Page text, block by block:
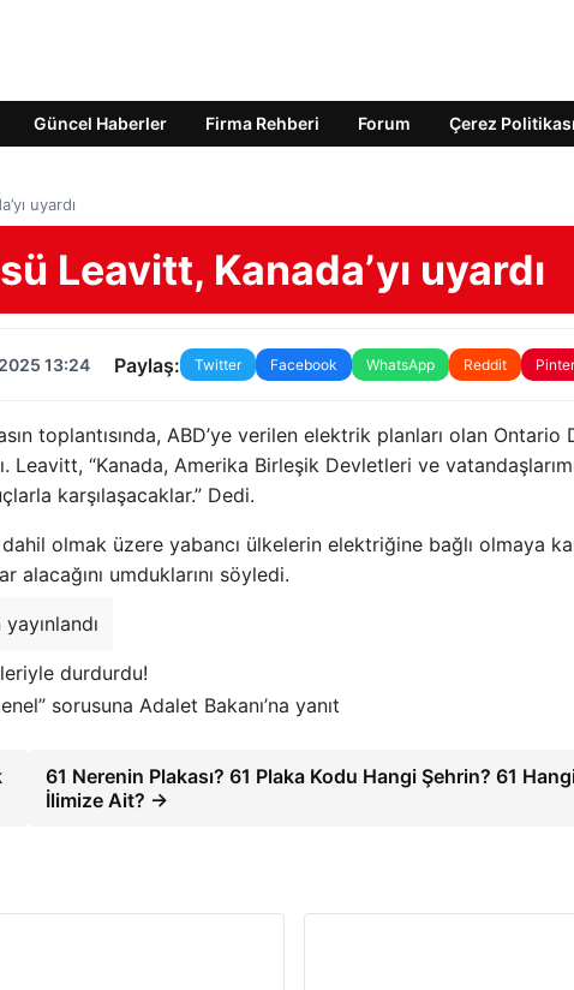
Güncel Haberler Firma Rehberi Forum Çerez Politikası
uyardı
Leavitt, Kanada’yı uyardı
13:24 Paylaş: Twitter Facebook WhatsApp Reddit
toplantısında, ABD’ye verilen elektrik planları olan Ontario
Leavitt, “Kanada, Amerika Birleşik Devletleri ve
karşılaşacaklar.” Dedi.
olmak üzere yabancı ülkelerin elektriğine bağlı olmaya
alacağını umduklarını söyledi.
durdurdu!
sorusuna Adalet Bakanı’na yanıt
61 Nerenin Plakası? 61 Plaka Kodu Hangi Şehrin? 61
İlimize Ait? →